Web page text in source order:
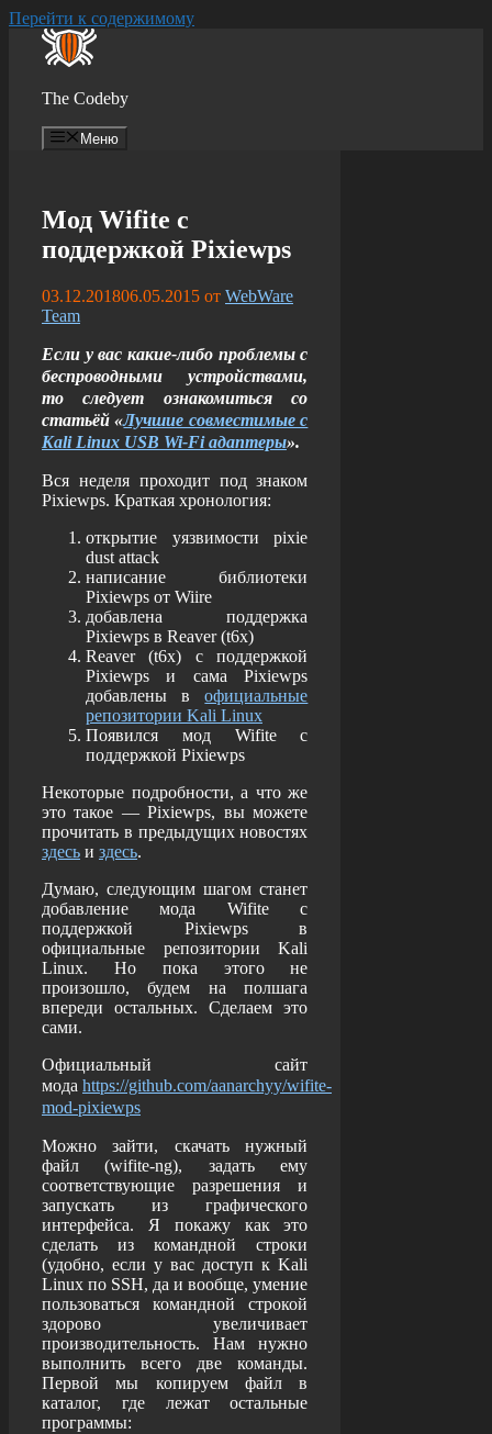
Перейти к содержимому
The Codeby
Меню
Мод Wifite с
поддержкой Pixiewps
03.12.201806.05.2015 от WebWare
Team
Если у вас какие-либо проблемы с
беспроводными устройствами,
то следует ознакомиться со
статьёй «Лучшие совместимые с
Kali Linux USB Wi-Fi адаптеры».
Вся неделя проходит под знаком
Pixiewps. Краткая хронология:
открытие уязвимости pixie
dust attack
написание библиотеки
Pixiewps от Wiire
добавлена поддержка
Pixiewps в Reaver (t6x)
Reaver (t6x) с поддержкой
Pixiewps и сама Pixiewps
добавлены вофициальные
репозитории Kali Linux
Появился мод Wifite с
поддержкой Pixiewps
Некоторые подробности, а что же
это такое — Pixiewps, вы можете
прочитать в предыдущих новостях
здесь и здесь.
Думаю, следующим шагом станет
добавление мода Wifite с
поддержкой Pixiewps в
официальные репозитории Kali
Linux. Но пока этого не
произошло, будем на полшага
впереди остальных. Сделаем это
сами.
Официальный сайт
мода https://github.com/aanarchyy/wifite-
mod-pixiewps
Можно зайти, скачать нужный
файл (wifite-ng), задать ему
соответствующие разрешения и
запускать из графического
интерфейса. Я покажу как это
сделать из командной строки
(удобно, если у вас доступ к Kali
Linux по SSH, да и вообще, умение
пользоваться командной строкой
здорово увеличивает
производительность. Нам нужно
выполнить всего две команды.
Первой мы копируем файл в
каталог, где лежат остальные
программы: